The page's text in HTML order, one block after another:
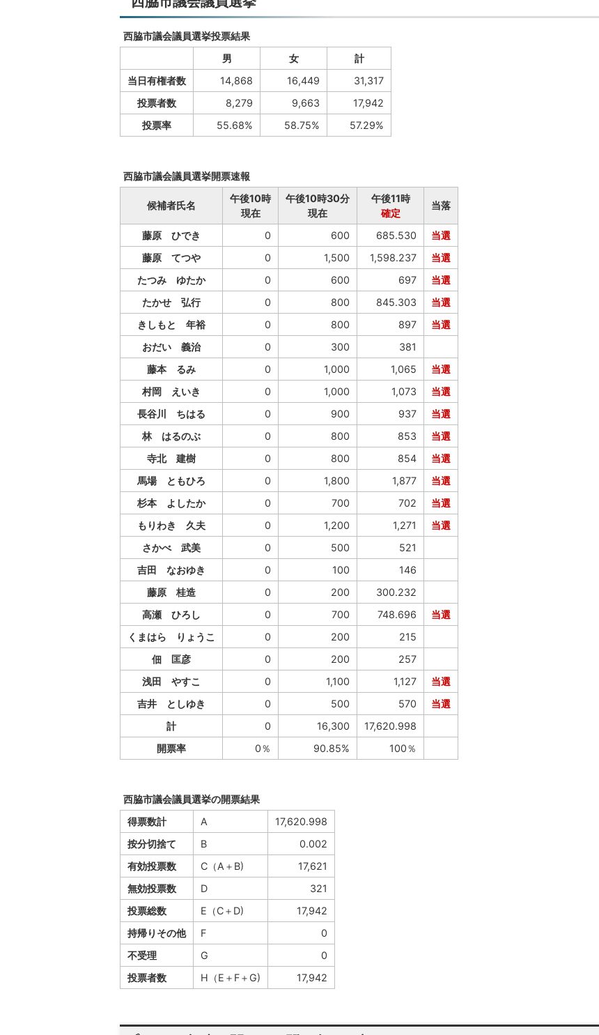
西脇市議会議員選挙投票結果
男
女
計
当日有権者数
14,868 16,449
31,317
投票者数
8,279 9,663
17,942
投票率
55.68% 58.75% 57.29%
西脇市議会議員選挙開票速報
候補者氏名
午後10時
現在
午後10時30分
現在
午後11時
確定
当落
藤原 ひでき 0 600 685.530
当選
藤原 てつや
0 1,500 1,598.237
当選
たつみ ゆたか
0 600 697
当選
たかせ 弘行
0 800 845.303
当選
きしもと 年裕
0 800 897
当選
おだい 義治
0 300
381
藤本 るみ
0 1,000 1,065
当選
村岡 えいき
0 1,000 1,073
当選
長谷川 ちはる
0 900 937
当選
林 はるのぶ
0 800 853
当選
寺北 建樹
0 800 854
当選
馬場 ともひろ
0 1,800 1,877
当選
杉本 よしたか
0 700 702
当選
もりわき 久夫
0 1,200 1,271
当選
さかべ 武美
0 500
521
吉田 なおゆき
0 100
146
藤原 桂造
0 200
300.232
高瀬 ひろし
0 700 748.696
当選
くまはら りょうこ
0 200
215
佃 匡彦
0 200
257
浅田 やすこ
0 1,100 1,127
当選
吉井 としゆき
0 500 570
当選
計
0 16,300
17,620.998
開票率
0％ 90.85% 100％
西脇市議会議員選挙の開票結果
得票数計
A
17,620.998
按分切捨て
B
0.002
有効投票数
C（A＋B)
17,621
無効投票数
D
321
投票総数
E（C＋D)
17,942
持帰りその他
F
0
不受理
G
0
投票者数
H（E＋F＋G) 17,942